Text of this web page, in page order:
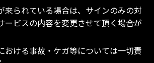
来られている場合は、サインのみの対
ービスの内容を変更させて頂く場合が
おける事故・ケガ等については一切責